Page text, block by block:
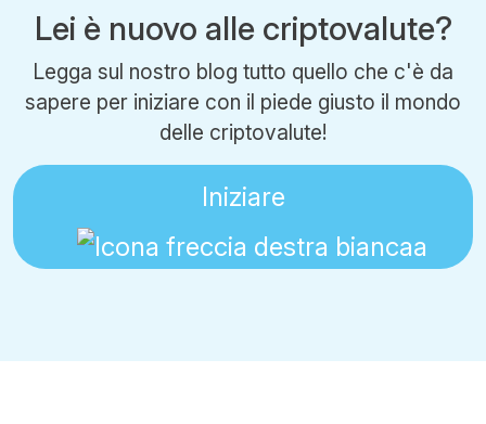
Lei è nuovo alle criptovalute?
Legga sul nostro blog tutto quello che c'è da
sapere per iniziare con il piede giusto il mondo
delle criptovalute!
Iniziare